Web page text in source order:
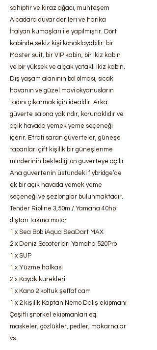
sahiptir ve kiraz ağacı, muhteşem
Alcadara duvar derileri ve harika
İtalyan kumaşları ile yapılmıştır. Dört
kabinde sekiz kişi konaklayabilir: bir
Master süit, bir VIP kabin, bir ikiz kabin
ve bir yüksek ve alçak yataklı ikiz kabin.
Dış yaşam alanının bol olması, sıcak
havanın ve güzel mavi okyanusların
tadını çıkarmak için idealdir. Arka
güverte salona yakındır, korunaklıdır ve
açık havada yemek yeme seçeneği
içerir. Etrafı saran güverteler, güneşe
tapanları çift kişilik bir güneşlenme
minderinin beklediği ön güverteye açılır.
Ana güvertenin üstündeki flybridge’de
ek bir açık havada yemek yeme
seçeneği ve şezlonglar bulunmaktadır.
Tender Ribline 3,50m / Yamaha 40hp
dıştan takma motor
1 x Sea Bob iAqua SeaDart MAX
2 x Deniz Scooterları Yamaha 520Pro
1 x SUP
1 x Yüzme halkası
2 x Kayak kürekleri
1 x Kano 2 koltuk şeffaf cam
1 x 2 kişilik Kaptan Nemo Dalış ekipmanı
Çeşitli şnorkel ekipmanları eq.
maskeler, gözlükler, pedler, makarnalar
vs.